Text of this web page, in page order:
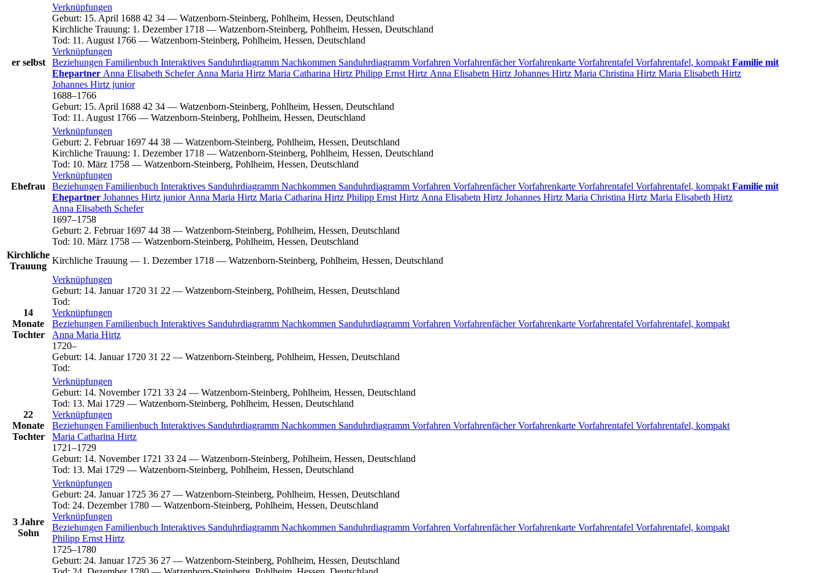
er selbst
Verknüpfungen
Geburt: 15. April 1688 42 34 — Watzenborn-Steinberg, Pohlheim, Hessen, Deutschland
Kirchliche Trauung: 1. Dezember 1718 — Watzenborn-Steinberg, Pohlheim, Hessen, Deutschland
Tod: 11. August 1766 — Watzenborn-Steinberg, Pohlheim, Hessen, Deutschland
Verknüpfungen
Beziehungen Familienbuch Interaktives Sanduhrdiagramm Nachkommen Sanduhrdiagramm Vorfahren VorfahrenfächerVorfahrenkarte Vorfahrentafel Vorfahrentafel, kompakt Familie mit
Ehepartner Anna Elisabeth Schefer Anna Maria Hirtz Maria Catharina Hirtz Philipp Ernst Hirtz Anna Elisabetn Hirtz Johannes Hirtz Maria Christina Hirtz Maria Elisabeth Hirtz
Johannes Hirtz junior
1688–1766
Geburt: 15. April 1688 42 34 — Watzenborn-Steinberg, Pohlheim, Hessen, Deutschland
Tod: 11. August 1766 — Watzenborn-Steinberg, Pohlheim, Hessen, Deutschland
Ehefrau
Verknüpfungen
Geburt: 2. Februar 1697 44 38 — Watzenborn-Steinberg, Pohlheim, Hessen, Deutschland
Kirchliche Trauung: 1. Dezember 1718 — Watzenborn-Steinberg, Pohlheim, Hessen, Deutschland
Tod: 10. März 1758 — Watzenborn-Steinberg, Pohlheim, Hessen, Deutschland
Verknüpfungen
Beziehungen Familienbuch Interaktives Sanduhrdiagramm Nachkommen Sanduhrdiagramm Vorfahren VorfahrenfächerVorfahrenkarte Vorfahrentafel Vorfahrentafel, kompakt Familie mit
Ehepartner Johannes Hirtz junior Anna Maria Hirtz Maria Catharina Hirtz Philipp Ernst Hirtz Anna Elisabetn Hirtz Johannes Hirtz Maria Christina Hirtz Maria Elisabeth Hirtz
Anna Elisabeth Schefer
1697–1758
Geburt: 2. Februar 1697 44 38 — Watzenborn-Steinberg, Pohlheim, Hessen, Deutschland
Tod: 10. März 1758 — Watzenborn-Steinberg, Pohlheim, Hessen, Deutschland
Kirchliche
Trauung
Kirchliche Trauung — 1. Dezember 1718 — Watzenborn-Steinberg, Pohlheim, Hessen, Deutschland
14
Monate
Tochter
Verknüpfungen
Geburt: 14. Januar 1720 31 22 — Watzenborn-Steinberg, Pohlheim, Hessen, Deutschland
Tod:
Verknüpfungen
Beziehungen Familienbuch Interaktives Sanduhrdiagramm Nachkommen Sanduhrdiagramm Vorfahren VorfahrenfächerVorfahrenkarte Vorfahrentafel Vorfahrentafel, kompakt
Anna Maria Hirtz
1720–
Geburt: 14. Januar 1720 31 22 — Watzenborn-Steinberg, Pohlheim, Hessen, Deutschland
Tod:
22
Monate
Tochter
Verknüpfungen
Geburt: 14. November 1721 33 24 — Watzenborn-Steinberg, Pohlheim, Hessen, Deutschland
Tod: 13. Mai 1729 — Watzenborn-Steinberg, Pohlheim, Hessen, Deutschland
Verknüpfungen
Beziehungen Familienbuch Interaktives Sanduhrdiagramm Nachkommen Sanduhrdiagramm Vorfahren VorfahrenfächerVorfahrenkarte Vorfahrentafel Vorfahrentafel, kompakt
Maria Catharina Hirtz
1721–1729
Geburt: 14. November 1721 33 24 — Watzenborn-Steinberg, Pohlheim, Hessen, Deutschland
Tod: 13. Mai 1729 — Watzenborn-Steinberg, Pohlheim, Hessen, Deutschland
3 Jahre
Sohn
Verknüpfungen
Geburt: 24. Januar 1725 36 27 — Watzenborn-Steinberg, Pohlheim, Hessen, Deutschland
Tod: 24. Dezember 1780 — Watzenborn-Steinberg, Pohlheim, Hessen, Deutschland
Verknüpfungen
Beziehungen Familienbuch Interaktives Sanduhrdiagramm Nachkommen Sanduhrdiagramm Vorfahren VorfahrenfächerVorfahrenkarte Vorfahrentafel Vorfahrentafel, kompakt
Philipp Ernst Hirtz
1725–1780
Geburt: 24. Januar 1725 36 27 — Watzenborn-Steinberg, Pohlheim, Hessen, Deutschland